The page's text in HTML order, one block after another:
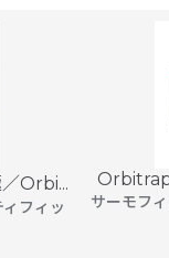
Orbi...
フィッ
サーモフ